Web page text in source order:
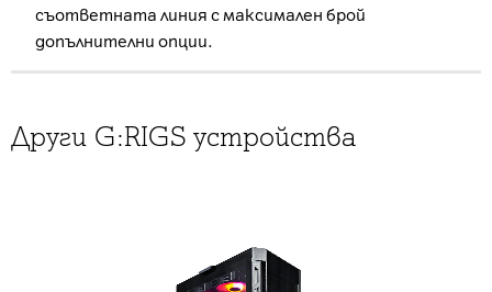
съответната линия с максимален брой
допълнителни опции.
Други G:RIGS устройства